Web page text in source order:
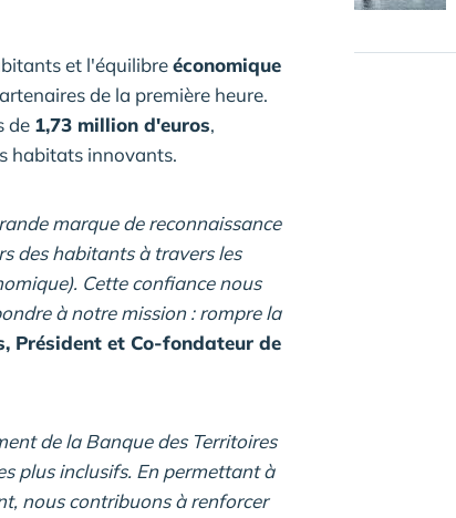
et l'équilibreéconomique
de la première heure.
de 1,73 million d'euros,
habitats innovants.
marque de reconnaissance
des habitants à travers les
Cette confiance nous
à notremission : rompre la
Président et Co-fondateur de
de la Banque des Territoires
plus inclusifs. En permettant à
nous contribuons à renforcer